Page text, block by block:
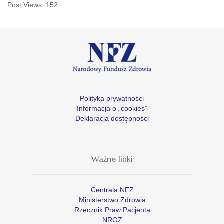
Post Views: 152
Polityka prywatności
Informacja o „cookies”
Deklaracja dostępności
Ważne linki
Centrala NFZ
Ministerstwo Zdrowia
Rzecznik Praw Pacjenta
NROZ